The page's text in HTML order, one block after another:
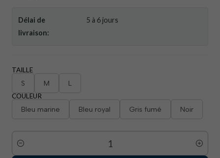
Délai de
livraison:
5 à 6 jours
TAILLE
S M L
COULEUR
Bleu marine Bleu royal Gris fumé Noir
Quantité